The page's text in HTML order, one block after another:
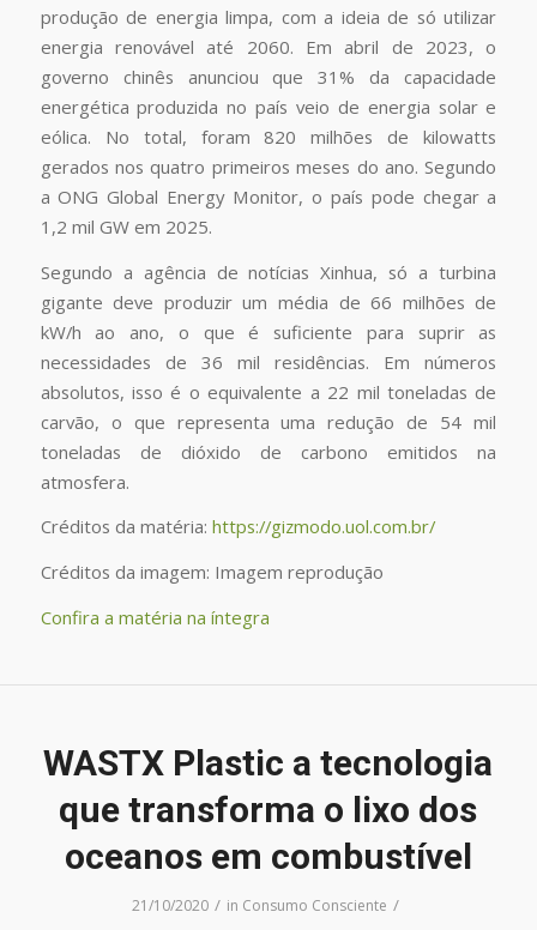
produção de energia limpa, com a ideia de só utilizar
energia renovável até 2060. Em abril de 2023, o
governo chinês anunciou que 31% da capacidade
energética produzida no país veio de energia solar e
eólica. No total, foram 820 milhões de kilowatts
gerados nos quatro primeiros meses do ano. Segundo
a ONG Global Energy Monitor, o país pode chegar a
1,2 mil GW em 2025.
Segundo a agência de notícias Xinhua, só a turbina
gigante deve produzir um média de 66 milhões de
kW/h ao ano, o que é suficiente para suprir as
necessidades de 36 mil residências. Em números
absolutos, isso é o equivalente a 22 mil toneladas de
carvão, o que representa uma redução de 54 mil
toneladas de dióxido de carbono emitidos na
atmosfera.
Créditos da matéria: https://gizmodo.uol.com.br/
Créditos da imagem: Imagem reprodução
Confira a matéria na íntegra
WASTX Plastic a tecnologia
que transforma o lixo dos
oceanos em combustível
21/10/2020 / in Consumo Consciente /